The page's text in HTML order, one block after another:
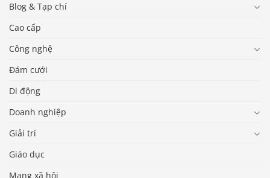
Blog & Tạp chí
Cao cấp
Công nghệ
Đám cưới
Di động
Doanh nghiệp
Giải trí
Giáo dục
Mạng xã hội